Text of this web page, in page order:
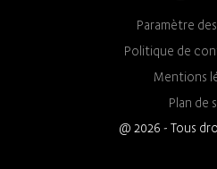
Paramètre
Politique de
Mentions
Plan de
@ 2026 - Tous